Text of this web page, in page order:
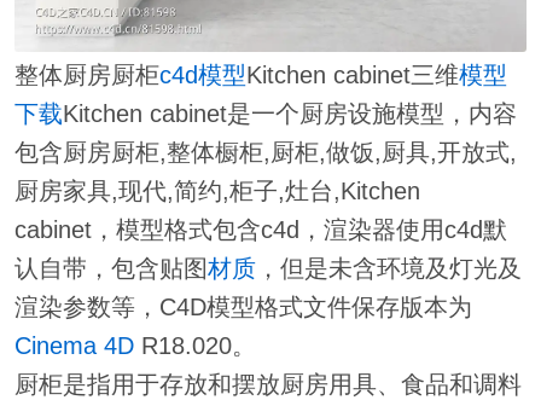
整体厨房厨柜c4d模型Kitchen cabinet三维模型
下载Kitchen cabinet是一个厨房设施模型，内容
包含厨房厨柜,整体橱柜,厨柜,做饭,厨具,开放式,
厨房家具,现代,简约,柜子,灶台,Kitchen
cabinet，模型格式包含c4d，渲染器使用c4d默
认自带，包含贴图材质，但是未含环境及灯光及
渲染参数等，C4D模型格式文件保存版本为
Cinema 4DR18.020。
厨柜是指用于存放和摆放厨房用具、食品和调料